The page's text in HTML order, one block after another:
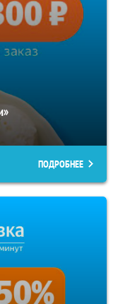
ПОДРОБНЕЕ